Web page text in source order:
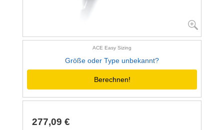
ACE Easy Sizing
Größe oder Type unbekannt?
Berechnen!
277,09 €